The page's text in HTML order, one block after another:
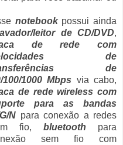
notebookpossui ainda
leitor de CD/DVD,
de rede com
de
de
100/1000 Mbps via cabo,
de rede wireless com
para as bandas
N para conexão a redes
fio, bluetooth para
sem fio com